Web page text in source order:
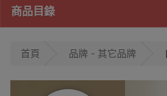
商品目錄
首頁 品牌 - 其它品牌